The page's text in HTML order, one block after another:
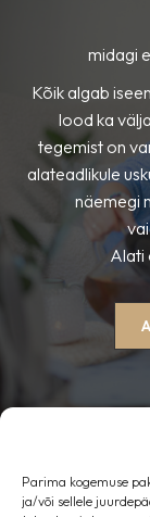
Parima kogemuse
ja/või sellele
midagi
Kõik algab
lood ka
tegemist on
alateadlikule
näemegi
Alati